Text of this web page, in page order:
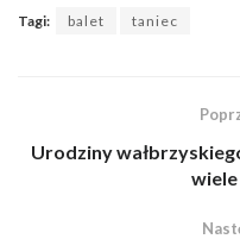
Tagi: balet taniec
Urodziny